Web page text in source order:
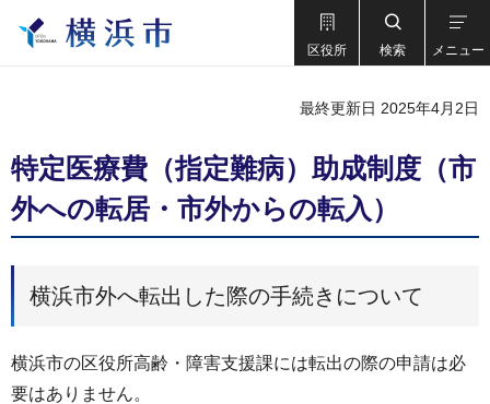
区役所 検索 メニュー
最終更新日 2025年4月2日
特定医療費（指定難病）助成制度（市
外への転居・市外からの転入）
横浜市外へ転出した際の手続きについて
横浜市の区役所高齢・障害支援課には転出の際の申請は必
要はありません。